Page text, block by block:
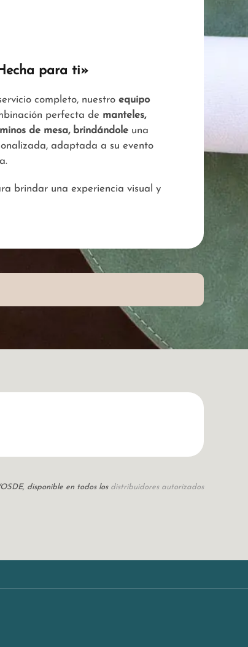
para ti»
completo, nuestro equipo
perfecta de manteles,
de mesa, brindándole una
adaptada a su evento
brindar una experiencia visual y
disponible en todos los distribuidores autorizados